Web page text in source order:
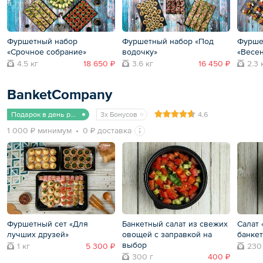
Фуршетный набор
«Срочное собрание»
4.5 кг
18 650 ₽
Фуршетный набор «Под
водочку»
3.6 кг
16 450 ₽
2.3
BanketCompany
Подарок в день рождения 3x Бонусов 4,6
1 000 ₽ минимум 0 ₽ доставка
Фуршетный сет «Для
лучших друзей»
1 кг
5 300 ₽
Банкетный салат из свежих
овощей с заправкой на
выбор
300 г
400 ₽
Салат
230